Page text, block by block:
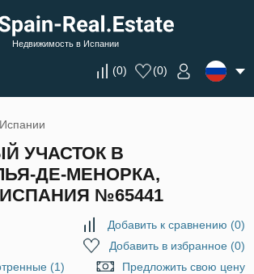
Недвижимость в Испании
(0) (0)
УЧАСТОК В
ДЕ-МЕНОРКА,
№65441
Добавить к сравнению (0)
Добавить в избранное(0)
(1)
Предложить свою цену